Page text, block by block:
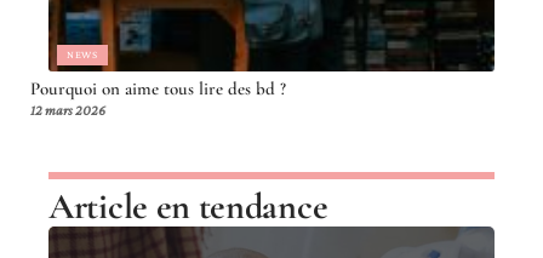
NEWS
Pourquoi on aime tous lire des bd ?
12 mars 2026
Article en tendance